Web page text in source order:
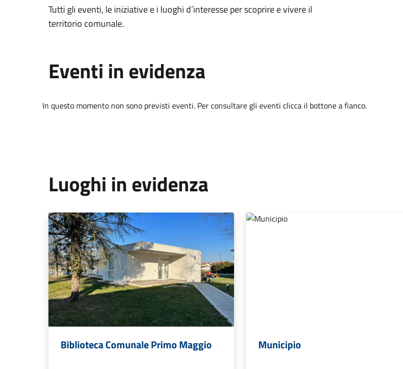
Tutti gli eventi, le iniziative e i luoghi d’interesse per scoprire e vivere il
territorio comunale.
Eventi in evidenza
In questo momento non sono previsti eventi. Per consultare gli eventi clicca il bottone a fianco.
Luoghi in evidenza
Biblioteca Comunale Primo Maggio Municipio